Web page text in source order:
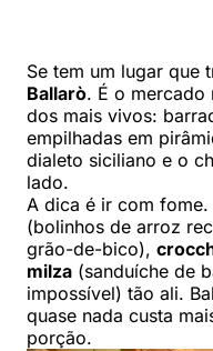
Se tem um lugar que
Ballarò. É o mercado
dos mais vivos:
empilhadas em
dialeto siciliano e o
lado.
A dica é ir com fome.
(bolinhos de arroz
grão-de-bico),
milza (sanduíche de
impossível) tão ali.
quase nada custa
porção.